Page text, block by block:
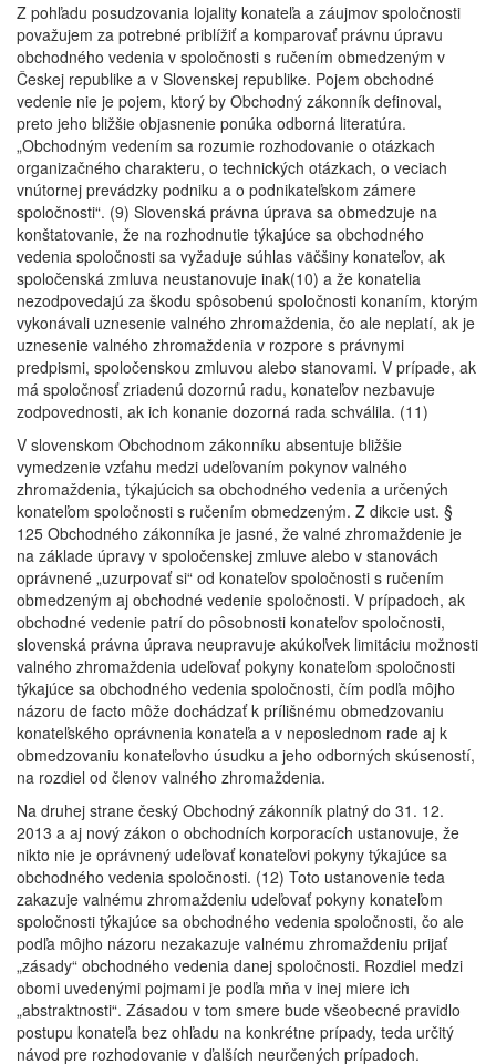
Z pohľadu posudzovania lojality konateľa a záujmov spoločnosti
považujem za potrebné priblížiť a komparovať právnu úpravu
obchodného vedenia v spoločnosti s ručením obmedzeným v
Českej republike a v Slovenskej republike. Pojem obchodné
vedenie nie je pojem, ktorý by Obchodný zákonník definoval,
preto jeho bližšie objasnenie ponúka odborná literatúra.
„Obchodným vedením sa rozumie rozhodovanie o otázkach
organizačného charakteru, o technických otázkach, o veciach
vnútornej prevádzky podniku a o podnikateľskom zámere
spoločnosti“. (9) Slovenská právna úprava sa obmedzuje na
konštatovanie, že na rozhodnutie týkajúce sa obchodného
vedenia spoločnosti sa vyžaduje súhlas väčšiny konateľov, ak
spoločenská zmluva neustanovuje inak(10) a že konatelia
nezodpovedajú za škodu spôsobenú spoločnosti konaním, ktorým
vykonávali uznesenie valného zhromaždenia, čo ale neplatí, ak je
uznesenie valného zhromaždenia v rozpore s právnymi
predpismi, spoločenskou zmluvou alebo stanovami. V prípade, ak
má spoločnosť zriadenú dozornú radu, konateľov nezbavuje
zodpovednosti, ak ich konanie dozorná rada schválila. (11)
V slovenskom Obchodnom zákonníku absentuje bližšie
vymedzenie vzťahu medzi udeľovaním pokynov valného
zhromaždenia, týkajúcich sa obchodného vedenia a určených
konateľom spoločnosti s ručením obmedzeným. Z dikcie ust. §
125 Obchodného zákonníka je jasné, že valné zhromaždenie je
na základe úpravy v spoločenskej zmluve alebo v stanovách
oprávnené „uzurpovať si“ od konateľov spoločnosti s ručením
obmedzeným aj obchodné vedenie spoločnosti. V prípadoch, ak
obchodné vedenie patrí do pôsobnosti konateľov spoločnosti,
slovenská právna úprava neupravuje akúkoľvek limitáciu možnosti
valného zhromaždenia udeľovať pokyny konateľom spoločnosti
týkajúce sa obchodného vedenia spoločnosti, čím podľa môjho
názoru de facto môže dochádzať k prílišnému obmedzovaniu
konateľského oprávnenia konateľa a v neposlednom rade aj k
obmedzovaniu konateľovho úsudku a jeho odborných skúseností,
na rozdiel od členov valného zhromaždenia.
Na druhej strane český Obchodný zákonník platný do 31. 12.
2013 a aj nový zákon o obchodních korporacích ustanovuje, že
nikto nie je oprávnený udeľovať konateľovi pokyny týkajúce sa
obchodného vedenia spoločnosti. (12) Toto ustanovenie teda
zakazuje valnému zhromaždeniu udeľovať pokyny konateľom
spoločnosti týkajúce sa obchodného vedenia spoločnosti, čo ale
podľa môjho názoru nezakazuje valnému zhromaždeniu prijať
„zásady“ obchodného vedenia danej spoločnosti. Rozdiel medzi
obomi uvedenými pojmami je podľa mňa v inej miere ich
„abstraktnosti“. Zásadou v tom smere bude všeobecné pravidlo
postupu konateľa bez ohľadu na konkrétne prípady, teda určitý
návod pre rozhodovanie v ďalších neurčených prípadoch.